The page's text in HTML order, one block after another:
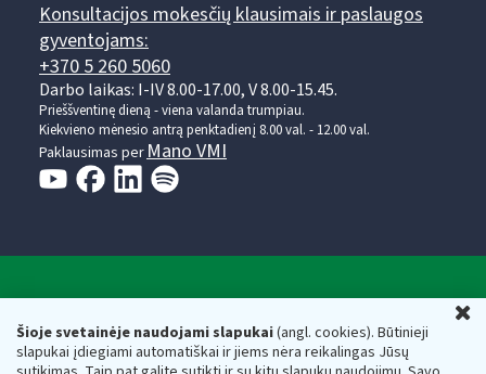
Šioje svetainėje naudojami slapukai(angl. cookies). Būtinieji
slapukai įdiegiami automatiškai ir jiems nėra reikalingas Jūsų
Konsultacijos mokesčių klausimais ir paslaugos
gyventojams:
+370 5 260 5060
Darbo laikas: I-IV 8.00-17.00, V 8.00-15.45.
Prieššventinę dieną - viena valanda trumpiau.
Kiekvieno mėnesio antrą penktadienį 8.00 val. - 12.00 val.
Paklausimas perMano VMI
Valstybinė mokesčių inspekcija prie Lietuvos
Respublikos finansų ministerijos
Biudžetinė įstaiga. Juridinio asmens kodas — 188659752,